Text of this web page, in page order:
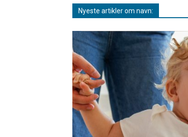
Nyeste artikler om navn: